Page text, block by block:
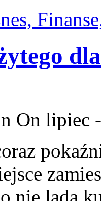
On lipiec